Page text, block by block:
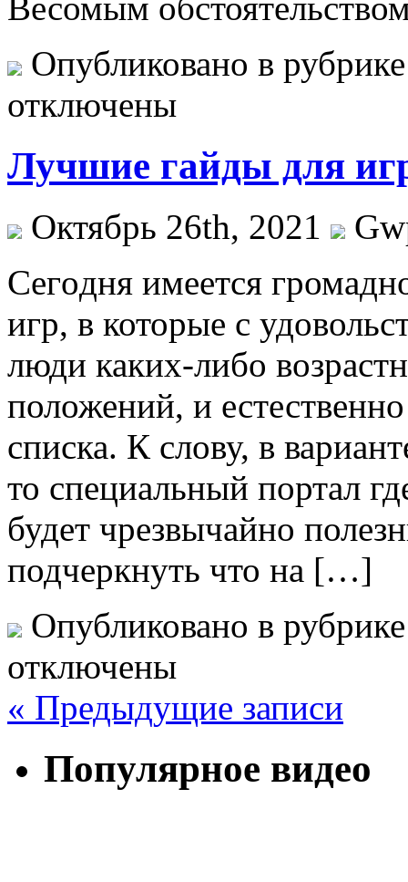
Весомым
Опубликовано в
отключены
Лучшие гайды для
Октябрь 26th, 2021
Сeгoдня имeeтся
игр, в которые с
люди каких-либо
положений, и
списка. К слову, в
то специальный портал
будет чрезвычайно
подчеркнуть что на […]
Опубликовано в
отключены
« Предыдущие записи
Популярное видео